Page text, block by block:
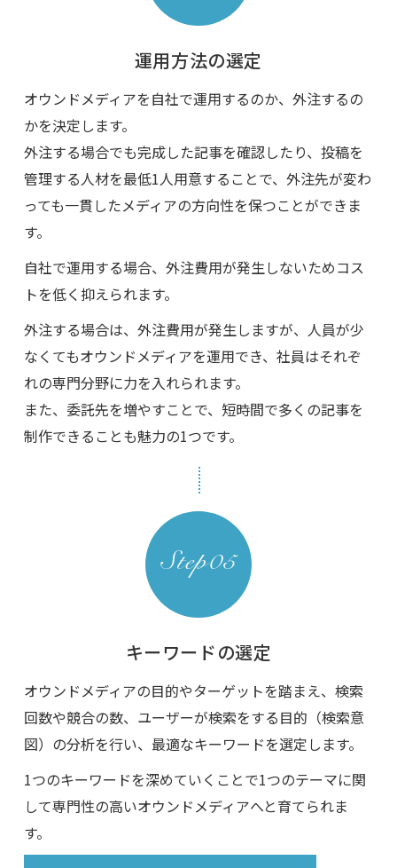
運用方法の選定
オウンドメディアを自社で運用するのか、外注するの
かを決定します。
外注する場合でも完成した記事を確認したり、投稿を
管理する人材を最低1人用意することで、外注先が変わ
っても一貫したメディアの方向性を保つことができま
す。
自社で運用する場合、外注費用が発生しないためコス
トを低く抑えられます。
外注する場合は、外注費用が発生しますが、人員が少
なくてもオウンドメディアを運用でき、社員はそれぞ
れの専門分野に力を入れられます。
また、委託先を増やすことで、短時間で多くの記事を
制作できることも魅力の1つです。
キーワードの選定
オウンドメディアの目的やターゲットを踏まえ、検索
回数や競合の数、ユーザーが検索をする目的（検索意
図）の分析を行い、最適なキーワードを選定します。
1つのキーワードを深めていくことで1つのテーマに関
して専門性の高いオウンドメディアへと育てられま
す。